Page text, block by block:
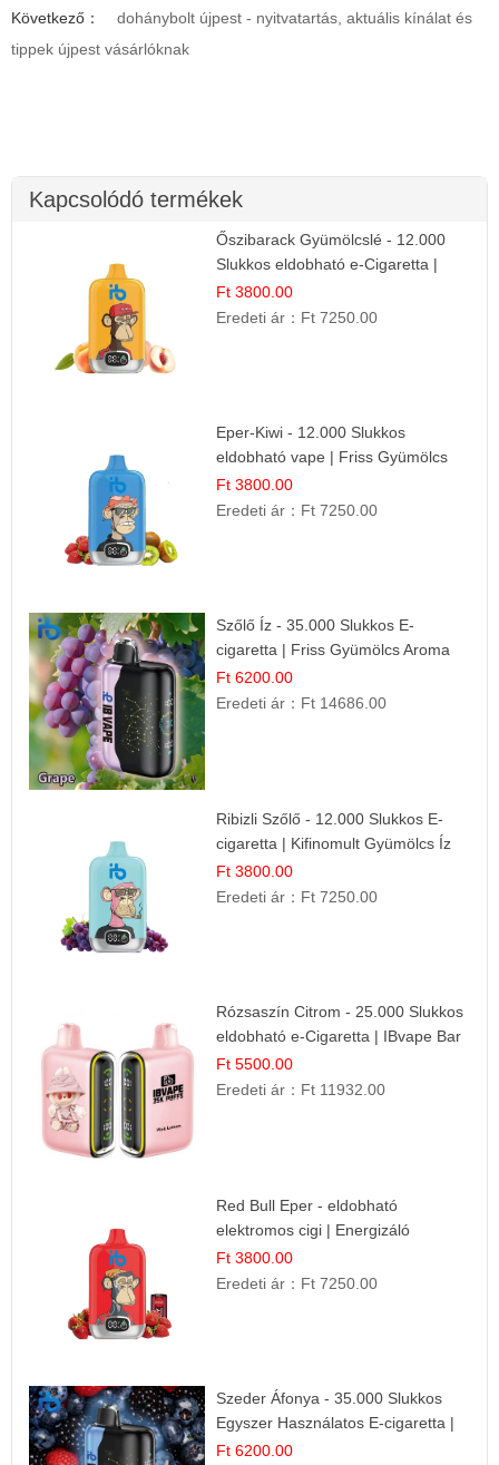
Következő：
dohánybolt újpest - nyitvatartás, aktuális kínálat és
tippek újpest vásárlóknak
Kapcsolódó termékek
Őszibarack Gyümölcslé - 12.000
Slukkos eldobható e-Cigaretta |
Friss Gyümölcs Íz
Ft 3800.00
Eredeti ár： Ft 7250.00
Eper-Kiwi - 12.000 Slukkos
eldobható vape | Friss Gyümölcs
Kombináció
Ft 3800.00
Eredeti ár： Ft 7250.00
Szőlő Íz - 35.000 Slukkos E-
cigaretta | Friss Gyümölcs Aroma
Ft 6200.00
Eredeti ár： Ft 14686.00
Ribizli Szőlő - 12.000 Slukkos E-
cigaretta | Kifinomult Gyümölcs Íz
Ft 3800.00
Eredeti ár： Ft 7250.00
Rózsaszín Citrom - 25.000 Slukkos
eldobható e-Cigaretta | IBvape Bar
Ft 5500.00
Eredeti ár： Ft 11932.00
Red Bull Eper - eldobható
elektromos cigi | Energizáló
Gyümölcs Íz
Ft 3800.00
Eredeti ár： Ft 7250.00
Szeder Áfonya - 35.000 Slukkos
Egyszer Használatos E-cigaretta |
Prémium Ízélmény
Ft 6200.00